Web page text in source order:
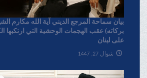
بیان سماحة المرجع الدیني آية الله مکارم
برکاته) عقب الهجمات الوحشية التي ارتکبها
علی لبنان
شوال 27, 1447